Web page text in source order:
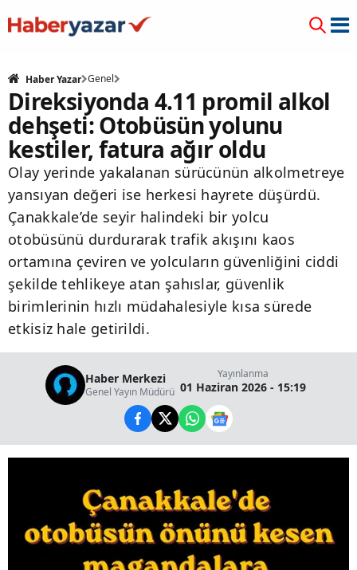
Haber Yazar Genel
Direksiyonda 4.11 promil alkol
dehşeti: Otobüsün yolunu
kestiler, fatura ağır oldu
Olay yerinde yakalanan sürücünün alkolmetreye
yansıyan değeri ise herkesi hayrete düşürdü.
Çanakkale’de seyir halindeki bir yolcu
otobüsünü durdurarak trafik akışını kaos
ortamına çeviren ve yolcuların güvenliğini ciddi
şekilde tehlikeye atan şahıslar, güvenlik
birimlerinin hızlı müdahalesiyle kısa sürede
etkisiz hale getirildi.
Haber Merkezi
Genel Yayın Müdürü
Yayınlanma
01 Haziran 2026 - 15:19